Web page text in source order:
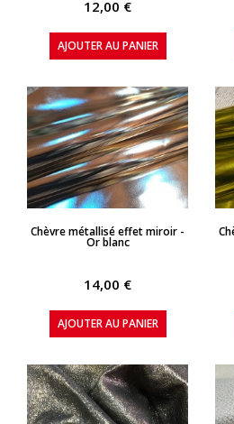
12,00 €
AJOUTER AU PANIER
APERÇU RAPIDE
Chèvre métallisé effet miroir -
Or blanc
14,00 €
AJOUTER AU PANIER